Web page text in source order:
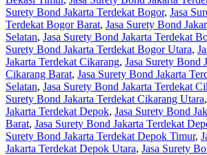
Surety Bond Jakarta Terdekat Bogor, Jasa
Terdekat Bogor Barat, Jasa Surety Bond
Selatan, Jasa Surety Bond Jakarta Terdekat
Surety Bond Jakarta Terdekat Bogor Utara,
Jakarta Terdekat Cikarang, Jasa Surety Bond
Cikarang Barat, Jasa Surety Bond Jakarta
Selatan, Jasa Surety Bond Jakarta Terdekat
Surety Bond Jakarta Terdekat Cikarang Utara,
Jakarta Terdekat Depok, Jasa Surety Bond
Barat, Jasa Surety Bond Jakarta Terdekat
Surety Bond Jakarta Terdekat Depok Timur,
Jakarta Terdekat Depok Utara, Jasa Surety